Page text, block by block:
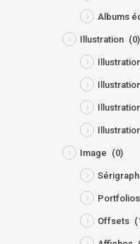
Albums
Illustration (0)
Image (0)
Portfolios
Offsets